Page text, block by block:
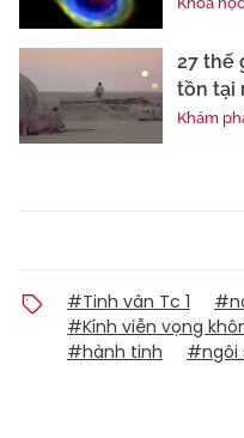
27 thế
tồn tại
Khám
#Tinh vân Tc 1
#Kính viễn vọng
#hành tinh
#ngôi